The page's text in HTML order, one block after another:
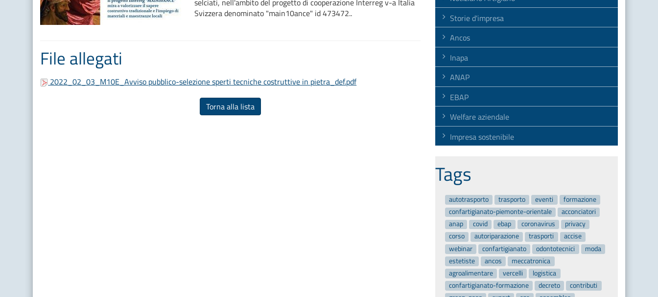
selciati, nell'ambito del progetto di cooperazione Interreg v-a Italia
Svizzera denominato "main10ance" id 473472..
File allegati
2022_02_03_M10E_Avviso pubblico-selezione sperti tecniche costruttive in pietra_def.pdf
Torna alla lista
Storie d'impresa
Ancos
Inapa
ANAP
EBAP
Welfare aziendale
Impresa sostenibile
Tags
autotrasporto trasporto eventi
formazione
confartigianato-piemonte-orientale
acconciatori
anap
covid ebap coronavirus
privacy
corso
autoriparazione trasporti
accise
webinar
confartigianato odontotecnici
moda
estetiste
ancos
meccatronica
agroalimentare
vercelli
logistica
confartigianato-formazione
decreto
contributi